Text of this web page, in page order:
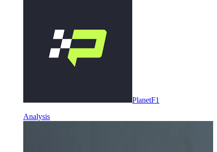
PlanetF1
Analysis